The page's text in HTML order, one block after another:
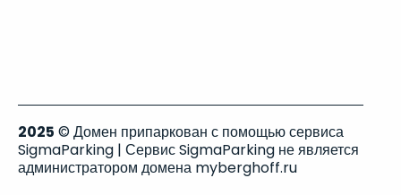
2025 © Домен припаркован с помощью сервиса
SigmaParking | Сервис SigmaParking не является
администратором домена myberghoff.ru